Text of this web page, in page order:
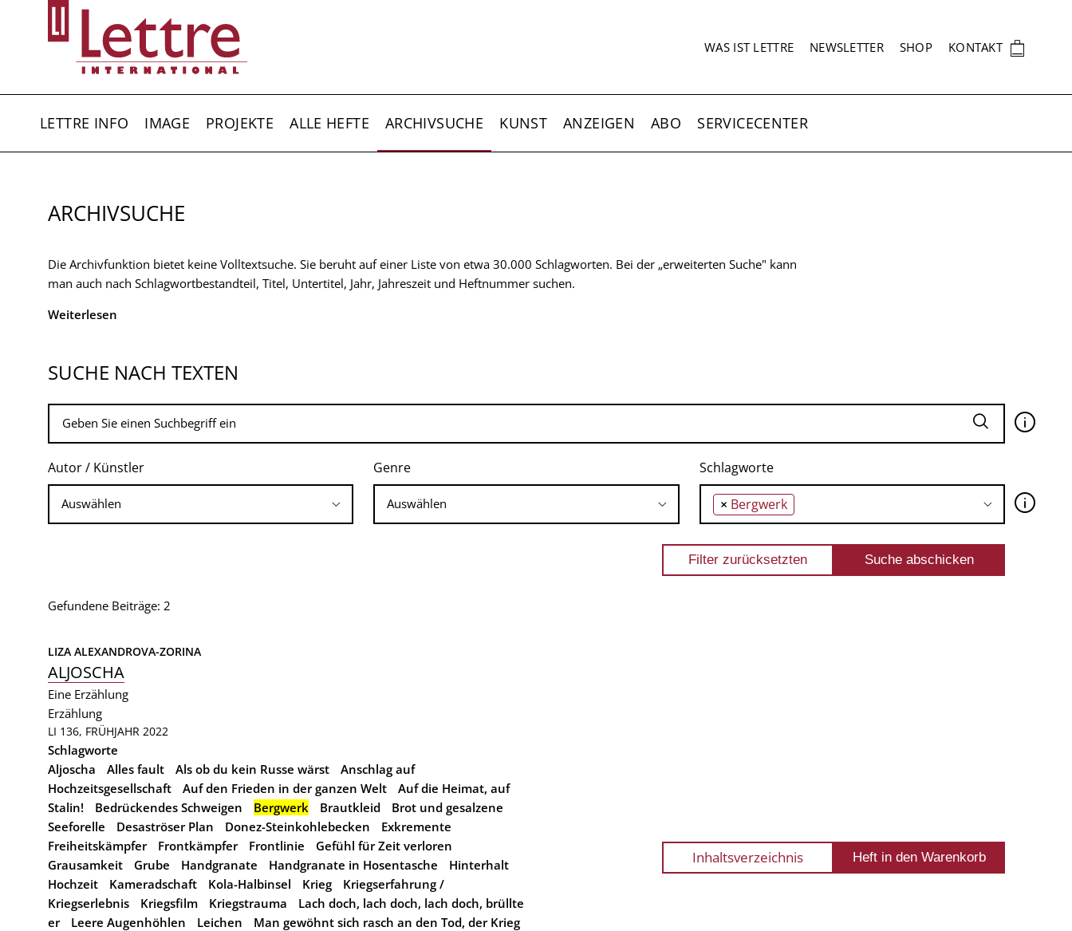
SEKUNDÄRNAVIGATION
WAS IST LETTRE NEWSLETTER SHOP KONTAKT 🛍
LETTRE INFO IMAGE PROJEKTE ALLE HEFTE ARCHIVSUCHE KUNST ANZEIGEN ABO SERVICECENTER
ARCHIVSUCHE
Die Archivfunktion bietet keine Volltextsuche. Sie beruht auf einer Liste von etwa 30.000 Schlagworten. Bei der „erweiterten Suche" kann
man auch nach Schlagwortbestandteil, Titel, Untertitel, Jahr, Jahreszeit und Heftnummer suchen.
Weiterlesen
SUCHE NACH TEXTEN
🛈
Autor / Künstler Genre Schlagworte
× Bergwerk 🛈
Gefundene Beiträge: 2
LIZA ALEXANDROVA-ZORINA
ALJOSCHA
Eine Erzählung
Erzählung
LI 136, FRÜHJAHR 2022
Schlagworte
Aljoscha
Alles fault Als ob du kein Russe wärst
Anschlag auf
Hochzeitsgesellschaft
Auf den Frieden in der ganzen Welt
Auf die Heimat, auf
Stalin!
Bedrückendes Schweigen Bergwerk Brautkleid
Brot und gesalzene
Seeforelle
Desaströser Plan Donez-Steinkohlebecken
Exkremente
Freiheitskämpfer
Frontkämpfer Frontlinie
Gefühl für Zeit verloren
Grausamkeit
Grube Handgranate Handgranate in Hosentasche
Hinterhalt
Hochzeit
Kameradschaft Kola-Halbinsel Krieg
Kriegserfahrung /
Kriegserlebnis
Kriegsfilm Kriegstrauma
Lach doch, lach doch, lach doch, brüllte
er
Leere Augenhöhlen Leichen
Man gewöhnt sich rasch an den Tod, der Krieg
Inhaltsverzeichnis